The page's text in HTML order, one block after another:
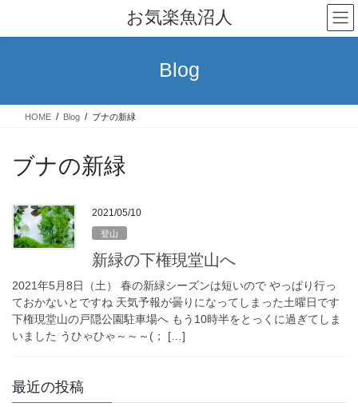
テ
ス
ゲ
ン
お気楽魚沼人
Blog
HOME Blog ブナの新緑
ブナの新緑
2021/05/10
登山
新緑の下権現堂山へ
2021年5月8日（土） 春の新緑シーズンは短いので やっぱり行っ
ておかないとですね 天気予報が曇りになってしまった土曜日です
下権現堂山の戸隠公園駐車場へ もう10時半をとっくに過ぎてしま
いました うひゃひゃ～～～(； […]
最近の投稿